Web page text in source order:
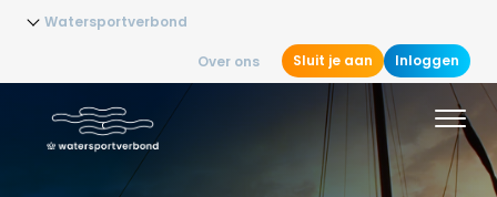
Watersportverbond
Over ons Sluit je aan Inloggen